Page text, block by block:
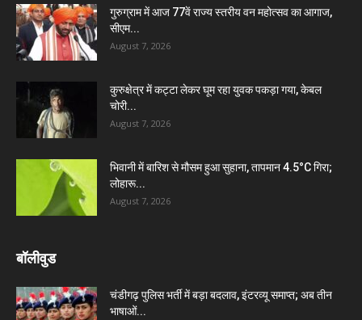
गुरुग्राम में आज 77वें राज्य स्तरीय वन महोत्सव का आगाज,
सीएम...
August 7, 2026
कुरुक्षेत्र में कट्टा लेकर घूम रहा युवक पकड़ा गया, केबल
चोरी...
August 7, 2026
भिवानी में बारिश से मौसम हुआ सुहाना, तापमान 4.5°C गिरा;
लोहारू...
August 7, 2026
बॉलीवुड
चंडीगढ़ पुलिस भर्ती में बड़ा बदलाव, इंटरव्यू समाप्त; अब तीन
भाषाओं...